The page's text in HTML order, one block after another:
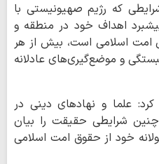
که رژیم صهیونیستی با
اهداف خود در منطقه و
امت اسلامی است، بیش از هر
و موضع‌گیری‌های عادلانه
علما و نهادهای دینی در
شرایطی حقیقت را بیان
خود از حقوق امت اسلامی